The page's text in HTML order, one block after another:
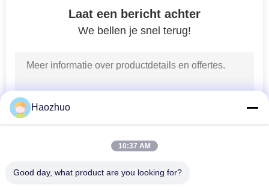
RF-beschermde
deur
Laat een bericht achter
We bellen je snel terug!
Haozhuo
10:37 AM
Good day, what product are you looking for?